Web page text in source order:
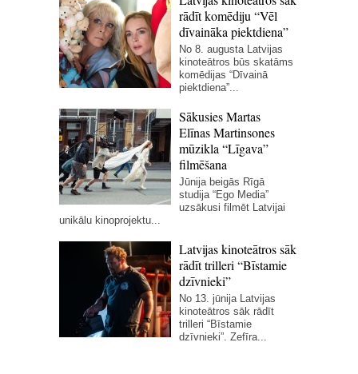
rādīt komēdiju “Vēl
dīvaināka piektdiena”
No 8. augusta Latvijas
kinoteātros būs skatāms
komēdijas “Dīvainā
piektdiena”...
Sākusies Martas
Elīnas Martinsones
mūzikla “Līgava”
filmēšana
Jūnija beigās Rīgā
studija “Ego Media”
uzsākusi filmēt Latvijai
unikālu kinoprojektu...
Latvijas kinoteātros sāk
rādīt trilleri “Bīstamie
dzīvnieki”
No 13. jūnija Latvijas
kinoteātros sāk rādīt
trilleri “Bīstamie
dzīvnieki”. Zefīra...